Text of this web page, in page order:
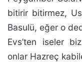
bitirir bitirmez,
Basulü, eğer o
Evs’ten iseler
onlar Hazreç